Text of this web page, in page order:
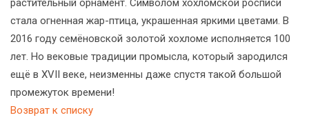
растительный орнамент. Символом хохломской росписи
стала огненная жар-птица, укра­шенная яркими цветами. В
2016 году семёновской золотой хохломе исполняется 100
лет. Но вековые традиции промысла, который зародился
ещё в XVII веке, неизменны даже спустя такой большой
промежуток времени!
Возврат к списку